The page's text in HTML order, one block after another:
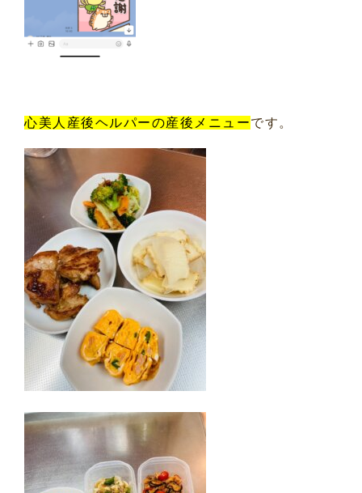
心美人産後ヘルパーの産後メニューです。